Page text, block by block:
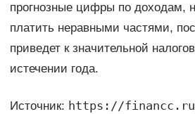
прогнозные цифры по доходам,
платить неравными частями,
приведет к значительной
истечении года.
Источник: https://